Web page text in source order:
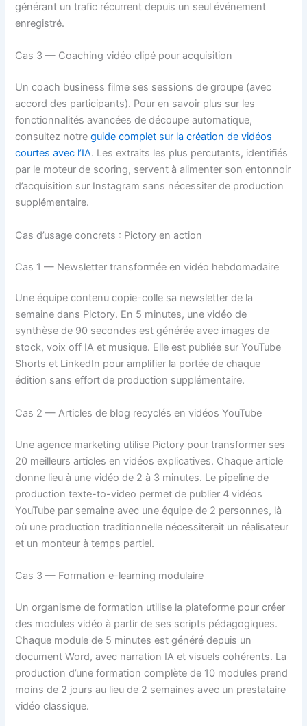
générant un trafic récurrent depuis un seul événement
enregistré.
Cas 3 — Coaching vidéo clipé pour acquisition
Un coach business filme ses sessions de groupe (avec
accord des participants). Pour en savoir plus sur les
fonctionnalités avancées de découpe automatique,
consultez notreguide complet sur la création de vidéos
courtes avec l’IA. Les extraits les plus percutants, identifiés
par le moteur de scoring, servent à alimenter son entonnoir
d’acquisition sur Instagram sans nécessiter de production
supplémentaire.
Cas d’usage concrets : Pictory en action
Cas 1 — Newsletter transformée en vidéo hebdomadaire
Une équipe contenu copie-colle sa newsletter de la
semaine dans Pictory. En 5 minutes, une vidéo de
synthèse de 90 secondes est générée avec images de
stock, voix off IA et musique. Elle est publiée sur YouTube
Shorts et LinkedIn pour amplifier la portée de chaque
édition sans effort de production supplémentaire.
Cas 2 — Articles de blog recyclés en vidéos YouTube
Une agence marketing utilise Pictory pour transformer ses
20 meilleurs articles en vidéos explicatives. Chaque article
donne lieu à une vidéo de 2 à 3 minutes. Le pipeline de
production texte-to-video permet de publier 4 vidéos
YouTube par semaine avec une équipe de 2 personnes, là
où une production traditionnelle nécessiterait un réalisateur
et un monteur à temps partiel.
Cas 3 — Formation e-learning modulaire
Un organisme de formation utilise la plateforme pour créer
des modules vidéo à partir de ses scripts pédagogiques.
Chaque module de 5 minutes est généré depuis un
document Word, avec narration IA et visuels cohérents. La
production d’une formation complète de 10 modules prend
moins de 2 jours au lieu de 2 semaines avec un prestataire
vidéo classique.